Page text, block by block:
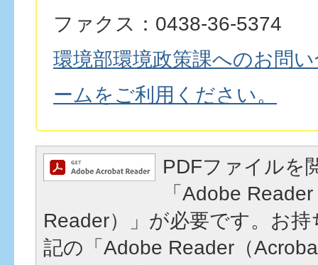
ファクス：0438-36-5374
環境部環境政策課へのお問
ームをご利用ください。
PDFファイルを
「Adobe
Reader）」が必要です。お
記の「Adobe Reader（